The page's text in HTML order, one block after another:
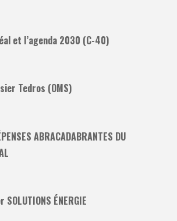
et l’agenda 2030 (C-40)
Tedros (OMS)
ABRACADABRANTES DU
SOLUTIONS ÉNERGIE